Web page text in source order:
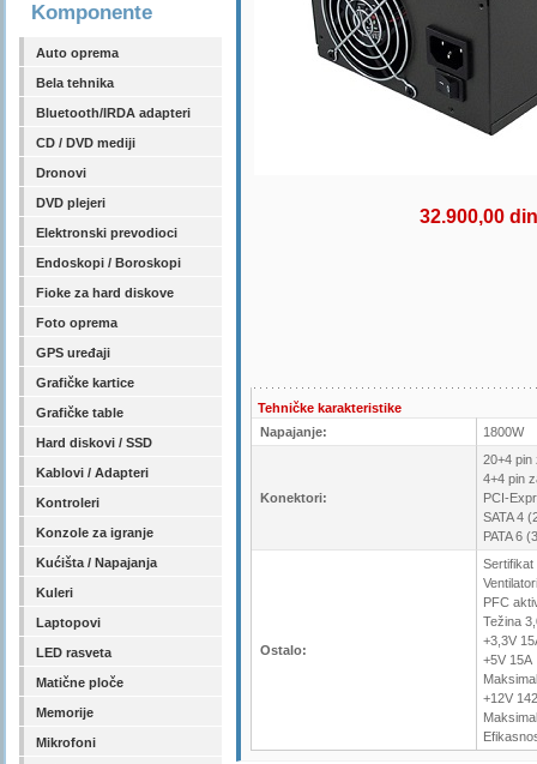
Komponente
Auto oprema
Bela tehnika
Bluetooth/IRDA adapteri
CD / DVD mediji
Dronovi
DVD plejeri
Elektronski prevodioci
Endoskopi / Boroskopi
Fioke za hard diskove
Foto oprema
GPS uređaji
Grafičke kartice
Grafičke table
Hard diskovi / SSD
Kablovi / Adapteri
Kontroleri
Konzole za igranje
Kućišta / Napajanja
Kuleri
Laptopovi
LED rasveta
Matične ploče
Memorije
Mikrofoni
32.900,00
Tehničke karakteristike
Napajanje:
1800W
Konektori:
20+4 pin
4+4 pin
PCI-
SATA 4
PATA 6
Ostalo:
Sertifikat
PFC
Težina
+3,3V
+5V 15A
+12V